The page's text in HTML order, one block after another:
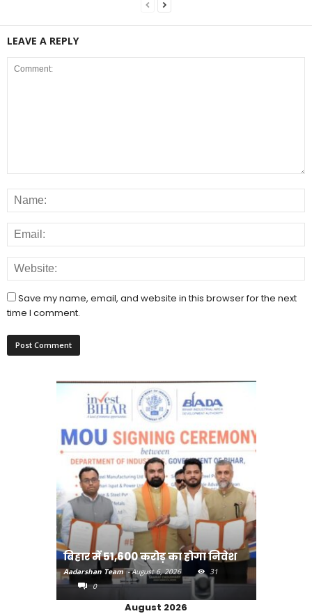
LEAVE A REPLY
Save my name, email, and website in this browser for the next
time I comment.
बिहार में 51,600 करोड़ का होगा निवेश
Aadarshan Team - August 6, 2026
31
0
August 2026